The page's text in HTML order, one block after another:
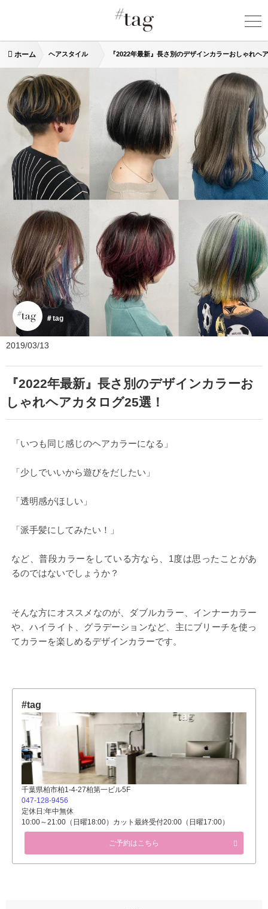
ホーム ヘアスタイル 『2022年最新』長さ別のデザインカラーおしゃれヘ
＃tag
2019/03/13
『2022年最新』長さ別のデザインカラーお
しゃれヘアカタログ25選！
「いつも同じ感じのヘアカラーになる」
「少しでいいから遊びをだしたい」
「透明感がほしい」
「派手髪にしてみたい！」
など、普段カラーをしている方なら、1度は思ったことがあ
るのではないでしょうか？
そんな方にオススメなのが、ダブルカラー、インナーカラー
や、ハイライト、グラデーションなど、主にブリーチを使っ
てカラーを楽しめるデザインカラーです。
#tag
千葉県柏市柏1-4-27柏第一ビル5F
047-128-9456
定休日:年中無休
10:00～21:00（日曜18:00）カット最終受付20:00（日曜17:00）
ご予約はこちら